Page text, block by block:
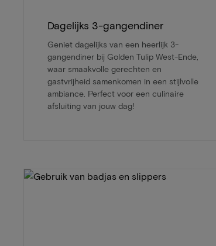
Dagelijks 3-gangendiner
Geniet dagelijks van een heerlijk 3-
gangendiner bij Golden Tulip West-Ende,
waar smaakvolle gerechten en
gastvrijheid samenkomen in een stijlvolle
ambiance. Perfect voor een culinaire
afsluiting van jouw dag!